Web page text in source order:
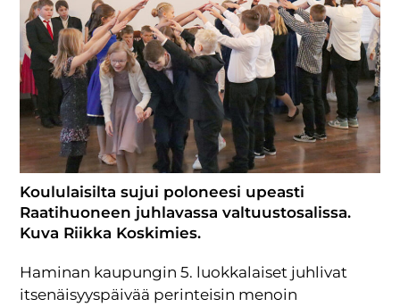
Koululaisilta sujui poloneesi upeasti
Raatihuoneen juhlavassa valtuustosalissa.
Kuva Riikka Koskimies.
Haminan kaupungin 5. luokkalaiset juhlivat
itsenäisyyspäivää perinteisin menoin